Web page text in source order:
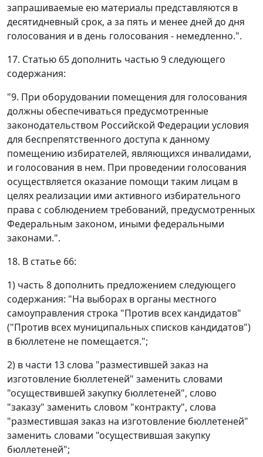
запрашиваемые ею материалы представляются в
десятидневный срок, а за пять и менее дней до дня
голосования и в день голосования - немедленно.".
17. Статью 65 дополнить частью 9 следующего
содержания:
"9. При оборудовании помещения для голосования
должны обеспечиваться предусмотренные
законодательством Российской Федерации условия
для беспрепятственного доступа к данному
помещению избирателей, являющихся инвалидами,
и голосования в нем. При проведении голосования
осуществляется оказание помощи таким лицам в
целях реализации ими активного избирательного
права с соблюдением требований, предусмотренных
Федеральным законом, иными федеральными
законами.".
18. В статье 66:
1) часть 8 дополнить предложением следующего
содержания: "На выборах в органы местного
самоуправления строка "Против всех кандидатов"
("Против всех муниципальных списков кандидатов")
в бюллетене не помещается.";
2) в части 13 слова "разместившей заказ на
изготовление бюллетеней" заменить словами
"осуществившей закупку бюллетеней", слово
"заказу" заменить словом "контракту", слова
"разместившая заказ на изготовление бюллетеней"
заменить словами "осуществившая закупку
бюллетеней";